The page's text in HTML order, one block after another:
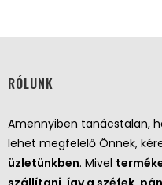
RÓLUNK
Amennyiben tanácstalan,
lehet megfelelő Önnek,
üzletünkben. Mivel